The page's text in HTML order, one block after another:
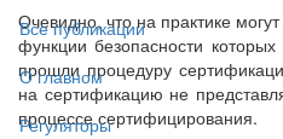
Все публикации
О главном
Регуляторы
Очевидно, что на практике
функции безопасности
прошли процедуру
на сертификацию не
процессе сертифицирования.